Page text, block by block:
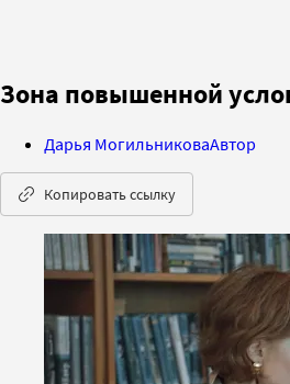
Зона повышенной
Дарья МогильниковаАвтор
Копировать ссылку